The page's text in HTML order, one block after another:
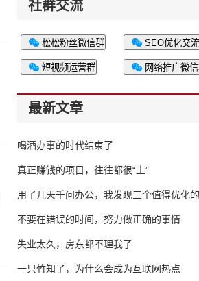
社群交流
松松粉丝微信群 SEO优化交
短视频运营群 网络推广微
最新文章
喝酒办事的时代结束了
真正赚钱的项目，往往都很“土”
用了几天千问办公，我发现三个值得优化
不要在错误的时间，努力做正确的事情
失业太久，房东都不理我了
一只竹知了，为什么会成为互联网热点